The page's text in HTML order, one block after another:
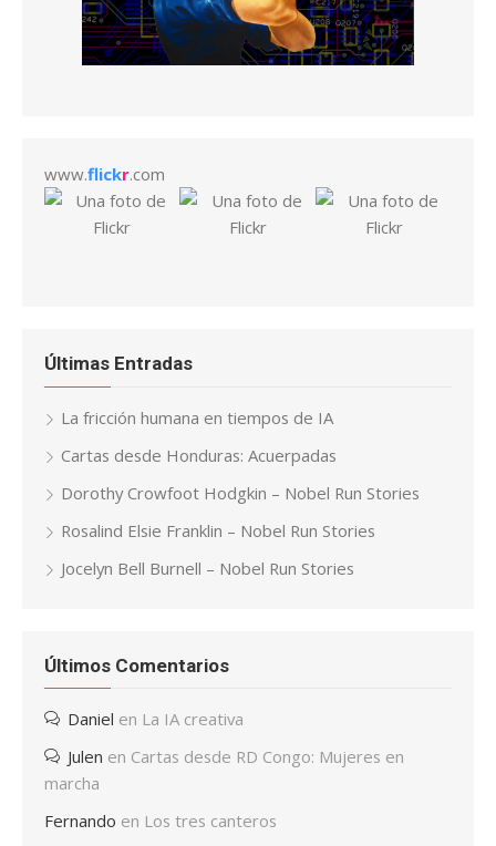
www.flickr.com
Últimas Entradas
La fricción humana en tiempos de IA
Cartas desde Honduras: Acuerpadas
Dorothy Crowfoot Hodgkin – Nobel Run Stories
Rosalind Elsie Franklin – Nobel Run Stories
Jocelyn Bell Burnell – Nobel Run Stories
Últimos Comentarios
Daniel en La IA creativa
Julen en Cartas desde RD Congo: Mujeres en
marcha
Fernando en Los tres canteros